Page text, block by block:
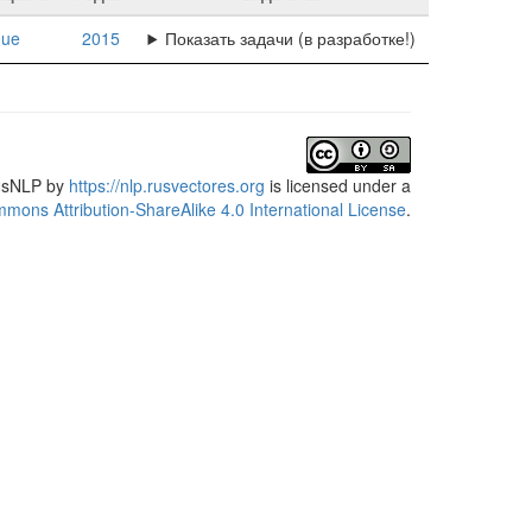
2015 Показать задачи (в разработке!)
by https://nlp.rusvectores.org is licensed under a
Attribution-ShareAlike 4.0 International License.